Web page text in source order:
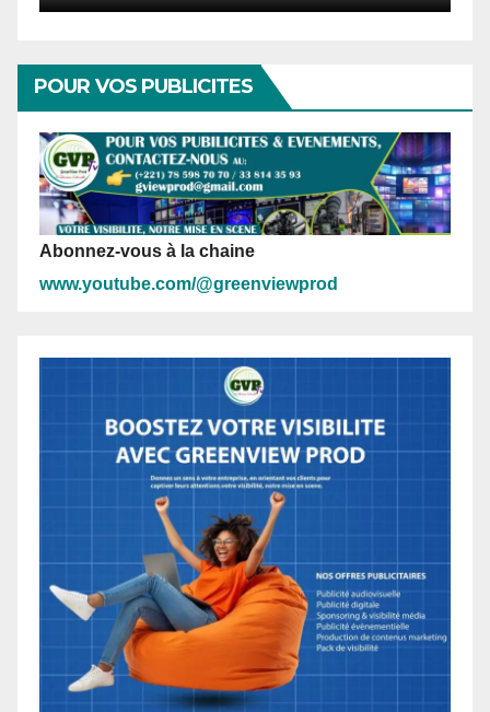
POUR VOS PUBLICITES
Abonnez-vous à la chaine
www.youtube.com/@greenviewprod